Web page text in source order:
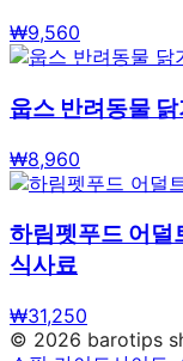
₩9,560
웁스 반려동물
₩8,960
하림펫푸드 어덜
식사료
₩31,250
© 2026 barotips